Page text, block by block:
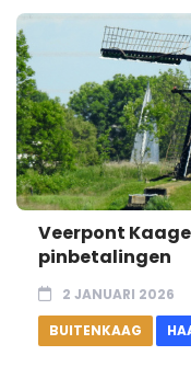
Veerpont
pinbetalingen
2 JANUARI 2026
BUITENKAAG